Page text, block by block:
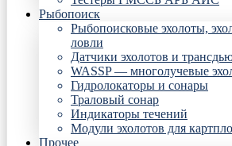
Рыбопоиск
Рыбопоисковые эхолоты,
ловли
Датчики эхолотов и
WASSP — многолучевые
Гидролокаторы и сонары
Траловый сонар
Индикаторы течений
Модули эхолотов для
Прочее